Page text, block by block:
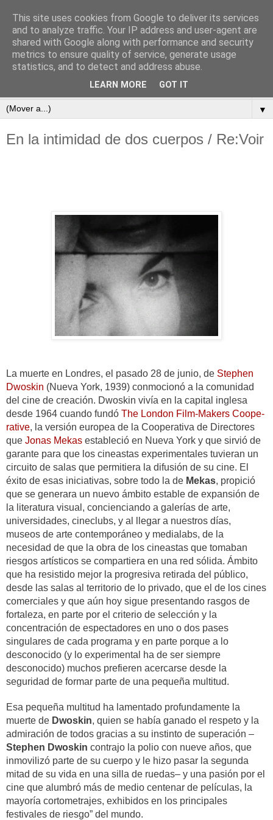
subtexto.es
—Escritos de José Ramón Otero Roko—
▼
En la intimidad de dos cuerpos / Re:Voir
La muerte en Londres, el pasado 28 de junio, de Stephen
Dwoskin (Nueva York, 1939) conmocionó a la comunidad
del cine de creación. Dwoskin vivía en la capital inglesa
desde 1964 cuando fundó The London Film-Makers Coope­
rative, la versión europea de la Coope­rativa de Directores
que Jonas Mekas estableció en Nueva York y que sirvió de
garante para que los cineastas experimentales tuvieran un
circuito de salas que permitiera la difusión de su cine. El
éxito de esas iniciativas, sobre todo la de Mekas, propició
que se generara un nuevo ámbito estable de expansión de
la literatura visual, concienciando a galerías de arte,
universidades, cineclubs, y al llegar a nuestros días,
museos de arte contemporáneo y medialabs, de la
necesidad de que la obra de los cineastas que tomaban
riesgos artísticos se compartiera en una red sólida. Ámbito
que ha resistido mejor la progresiva retirada del público,
desde las salas al territorio de lo privado, que el de los cines
comerciales y que aún hoy sigue presentando rasgos de
fortaleza, en parte por el criterio de selección y la
concentración de espectadores en uno o dos pases
singulares de cada programa y en parte porque a lo
desconocido (y lo experimental ha de ser siempre
desconocido) muchos prefieren acercarse desde la
seguridad de formar parte de una pequeña multitud.
Esa pequeña multitud ha lamentado profundamente la
muerte de Dwoskin, quien se había ganado el respeto y la
admiración de todos gracias a su instinto de superación –
Stephen Dwoskin contrajo la polio con nueve años, que
inmovilizó parte de su cuerpo y le hizo pasar la segunda
mitad de su vida en una silla de ruedas– y una pasión por el
cine que alumbró más de medio centenar de películas, la
mayoría cortometrajes, exhibidos en los principales
festivales de riesgo” del mundo.
This site uses cookies from Google to deliver its services
and to analyze traffic. Your IP address and user-agent are
shared with Google along with performance and security
metrics to ensure quality of service, generate usage
statistics, and to detect and address abuse.
LEARN MORE GOT IT